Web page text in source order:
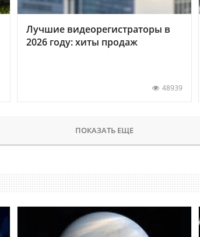
Лучшие видеорегистраторы в
2026 году: хиты продаж
48939
ПОКАЗАТЬ ЕЩЕ